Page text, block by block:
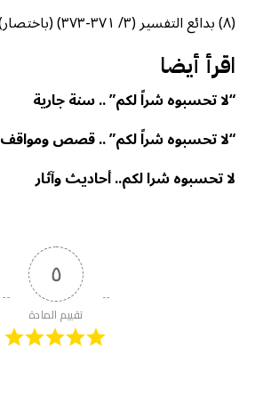
(٨) بدائع التفسير (٣/ ٣٧١-٣٧٣) (باختصار).
اقرأ أيضا
“لا تحسبوه شراً لكم” .. سنة جارية
“لا تحسبوه شراً لكم” .. قصص ومواقف
لا تحسبوه شرا لكم.. أحاديث وآثار
٥
تقييم المادة